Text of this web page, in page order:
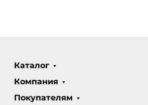
Каталог
Компания
Покупателям